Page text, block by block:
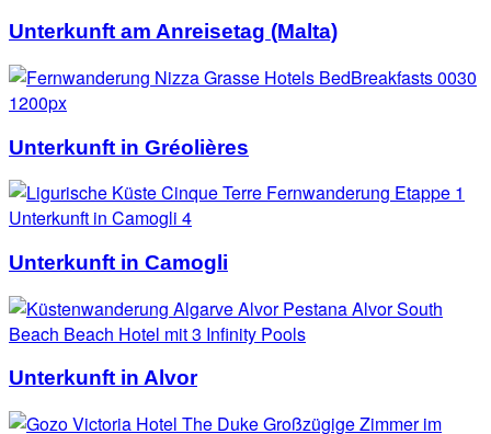
Unterkunft am Anreisetag (Malta)
Unterkunft in Gréolières
Unterkunft in Camogli
Unterkunft in Alvor